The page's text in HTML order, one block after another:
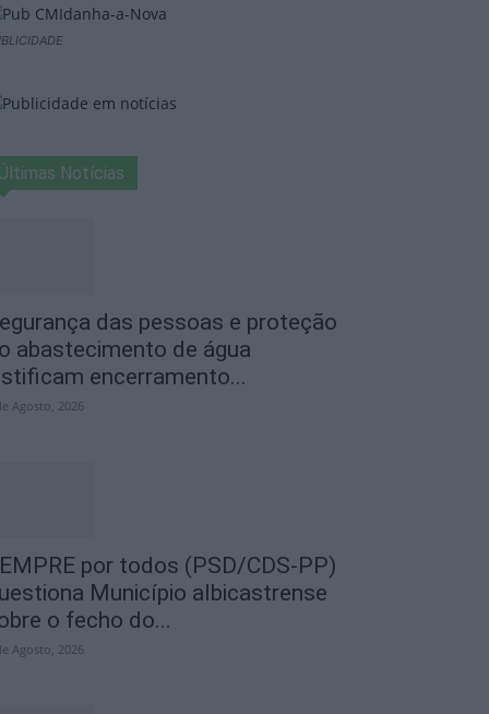
Últimas Notícias
das pessoas e proteção
abastecimento de água
encerramento...
Agosto, 2026
por todos (PSD/CDS-PP)
Município albicastrense
o fecho do...
Agosto, 2026